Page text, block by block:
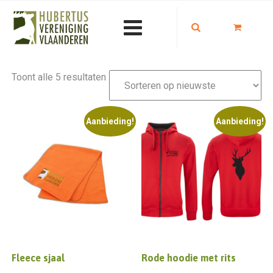
Toont alle 5 resultaten
nieuwste
Aanbieding!
Fleece sjaal
Aanbieding!
Rode hoodie met rits